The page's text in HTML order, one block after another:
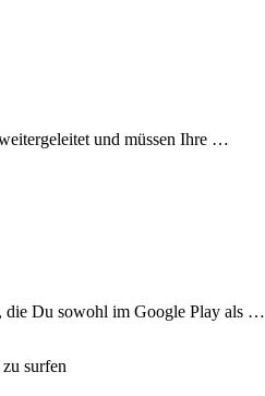
und müssen Ihre …
die Du sowohl im Google Play als …
surfen